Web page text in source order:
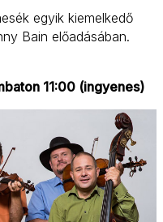
egyik kiemelkedő
Bain előadásában.
11:00 (ingyenes)